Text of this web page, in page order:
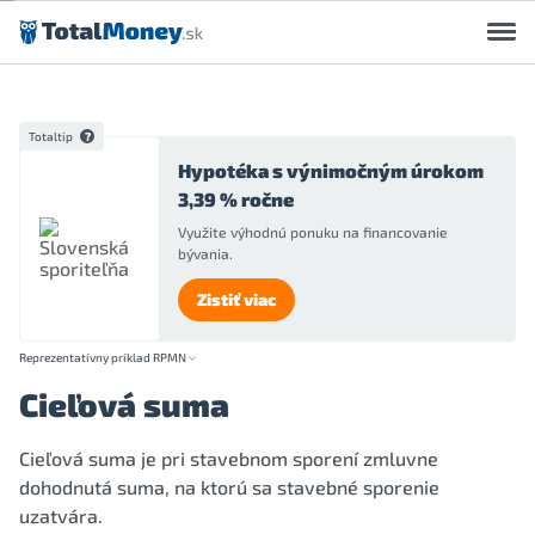
Preskočiť na obsah
Totaltip
Hypotéka s výnimočným úrokom
3,39 % ročne
Využite výhodnú ponuku na financovanie
bývania.
Zistiť viac
Reprezentatívny príklad RPMN
Cieľová suma
Cieľová suma je pri stavebnom sporení zmluvne
dohodnutá suma, na ktorú sa stavebné sporenie
uzatvára.